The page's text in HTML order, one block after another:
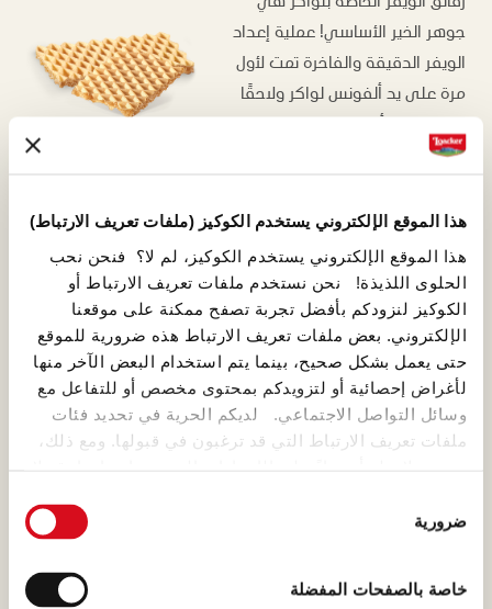
هذا الموقع الإلكتروني يستخدم الكوكيز (ملفات تعريف الارتباط)
هذا الموقع الإلكتروني يستخدم الكوكيز، لم لا؟ فنحن نحب
الحلوى اللذيذة! نحن نستخدم ملفات تعريف الارتباط أو
الكوكيز لنزودكم بأفضل تجربة تصفح ممكنة على موقعنا
الإلكتروني. بعض ملفات تعريف الارتباط هذه ضرورية للموقع
حتى يعمل بشكل صحيح، بينما يتم استخدام البعض الآخر منها
لأغراض إحصائية أو لتزويدكم بمحتوى مخصص أو للتفاعل مع
وسائل التواصل الاجتماعي. لديكم الحرية في تحديد فئات
ملفات تعريف الارتباط التي قد ترغبون في قبولها. ومع ذلك،
(template: Cookies Cookiebot information letter_AR V2.0)
الموافقة
ضرورية
خاصة بالصفحات المفضلة
جوهر الخير الأساسي! عملية إعداد
الويفر الدقيقة والفاخرة تمت لأول
مرة على يد ألفونس لواكر ولاحقًا
قام بها ابنه أرمين، الذي حافظ على
الوصفة الأصلية وعززها.
البندق
أن تقع في حب البندق هو أمر
طبيعي جدًا، بل وأكثر من طبيعي لو
كان البندق إيطاليًا! هنا في لواكر،
نعلم أننا بحاجة إلى اختيار البندق
شوكولاتة الحليب الداكنة